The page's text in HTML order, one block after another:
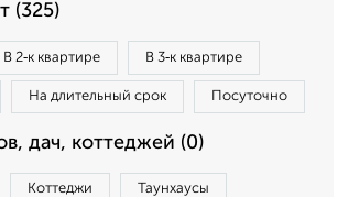
(325)
В 2‑к квартире В 3‑к квартире
На длительный срок Посуточно
дач, коттеджей (0)
Коттеджи Таунхаусы